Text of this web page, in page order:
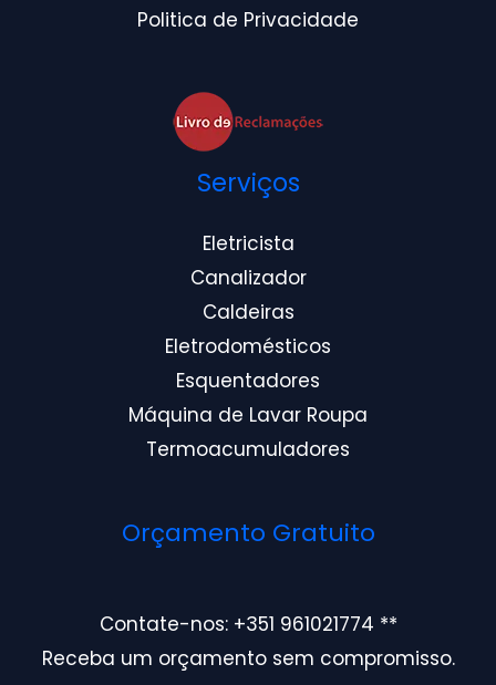
Politica de Privacidade
Serviços
Eletricista
Canalizador
Caldeiras
Eletrodomésticos
Esquentadores
Máquina de Lavar Roupa
Termoacumuladores
Orçamento Gratuito
Contate-nos: +351 961021774 **
Receba um orçamento sem compromisso.